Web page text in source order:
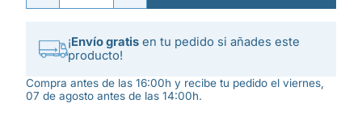
¡Envío gratis en tu pedido si añades este
producto!
Compra antes de las 16:00h y recibe tu pedido el viernes,
07 de agosto antes de las 14:00h.